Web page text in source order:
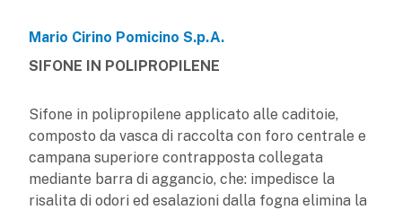
Mario Cirino Pomicino S.p.A.
SIFONE IN POLIPROPILENE
Sifone in polipropilene applicato alle caditoie,
composto da vasca di raccolta con foro centrale e
campana superiore contrapposta collegata
mediante barra di aggancio, che: impedisce la
risalita di odori ed esalazioni dalla fogna elimina la